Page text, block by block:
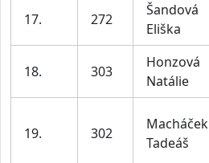
17. 272
Šandová
Eliška
18. 303
Honzová
Natálie
19. 302
Macháček
Tadeáš